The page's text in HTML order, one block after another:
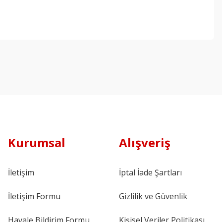
Kurumsal
İletişim
İletişim Formu
Alışveriş
İptal İade Şartları
Gizlilik ve Güvenlik